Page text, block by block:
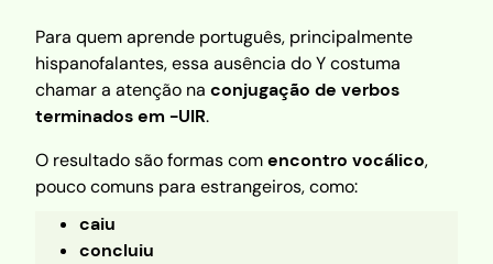
Para quem aprende português, principalmente
hispanofalantes, essa ausência do Y costuma
chamar a atenção na conjugação de verbos
terminados em -UIR.
O resultado são formas comencontro vocálico,
pouco comuns para estrangeiros, como:
caiu
concluiu